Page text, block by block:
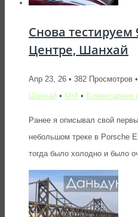
Снова
Центре, Шанхай
Апр 23, 26 • 382 Просмотров •
Шанхай • MrA • Коментариев
Ранее я описывал свой
небольшом треке в Porsche
тогда было холодно и было